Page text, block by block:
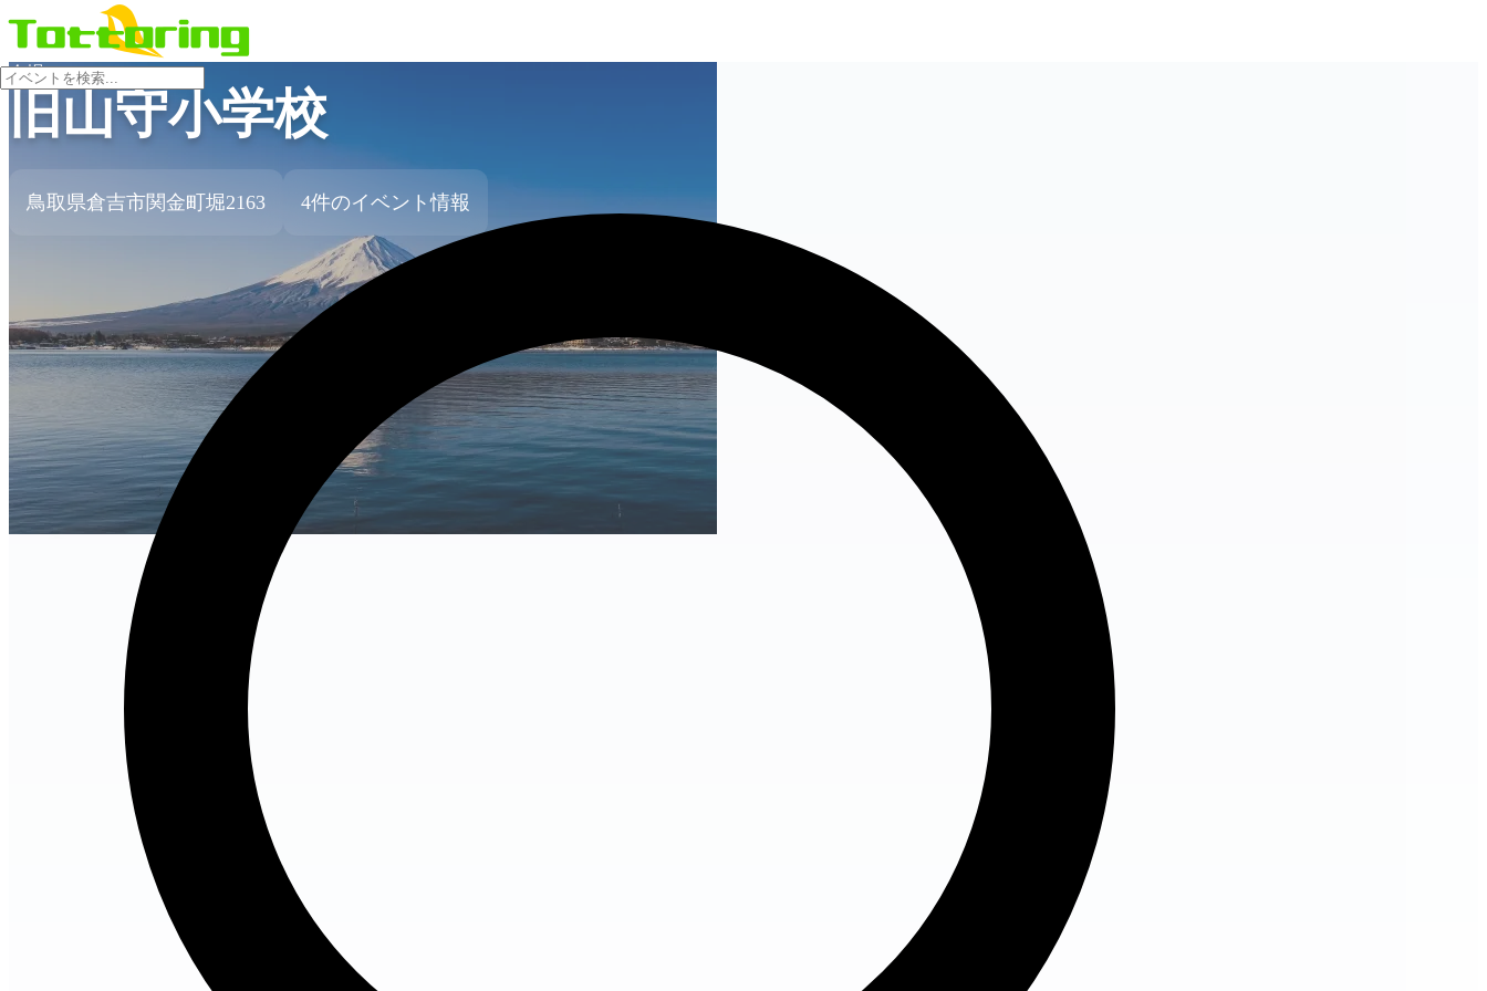
会場
旧山守小学校
鳥取県倉吉市関金町堀2163 4件のイベント情報